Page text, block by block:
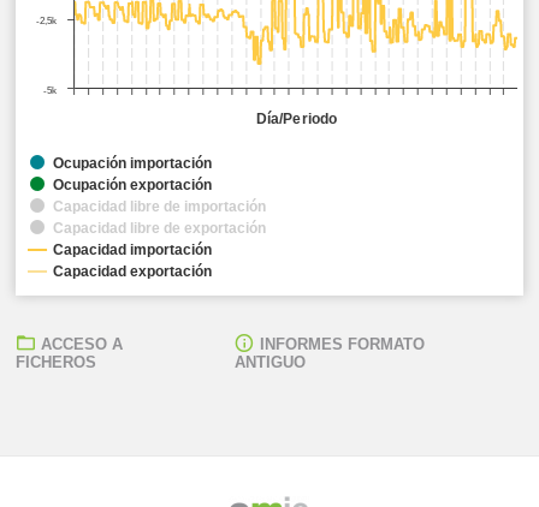
Día/Periodo
-5k
-2,5k
Ocupación importación
Ocupación exportación
Capacidad libre de importación
Capacidad libre de exportación
Capacidad importación
Capacidad exportación
ACCESO A
FICHEROS
INFORMES FORMATO
ANTIGUO